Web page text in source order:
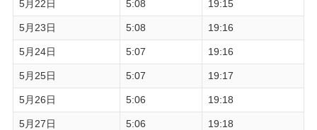
5月22日 5:08 19:15
5月23日 5:08 19:16
5月24日 5:07 19:16
5月25日 5:07 19:17
5月26日 5:06 19:18
5月27日 5:06 19:18